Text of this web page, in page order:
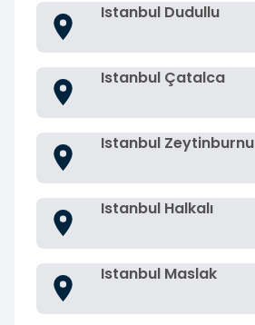
Istanbul Dudullu
Istanbul Çatalca
Istanbul Zeytinburnu
Istanbul Halkalı
Istanbul Maslak